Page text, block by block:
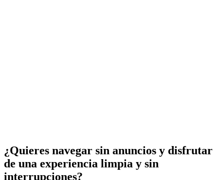
¿Quieres navegar sin anuncios y disfrutar
de una experiencia limpia y sin
interrupciones?